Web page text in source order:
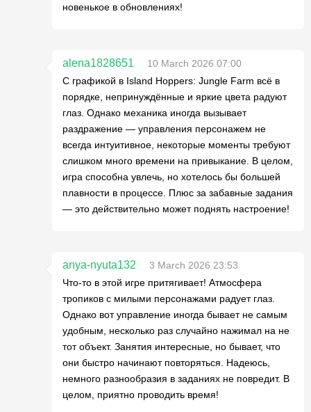
новенькое в обновлениях!
alena1828651
10 March 2026 07:00
С графикой в Island Hoppers: Jungle Farm всё в
порядке, непринуждённые и яркие цвета радуют
глаз. Однако механика иногда вызывает
раздражение — управления персонажем не
всегда интуитивное, некоторые моменты требуют
слишком много времени на привыкание. В целом,
игра способна увлечь, но хотелось бы большей
плавности в процессе. Плюс за забавные задания
— это действительно может поднять настроение!
anya-nyuta132
3 March 2026 23:53
Что-то в этой игре притягивает! Атмосфера
тропиков с милыми персонажами радует глаз.
Однако вот управление иногда бывает не самым
удобным, несколько раз случайно нажимал на не
тот объект. Занятия интересные, но бывает, что
они быстро начинают повторяться. Надеюсь,
немного разнообразия в заданиях не повредит. В
целом, приятно проводить время!